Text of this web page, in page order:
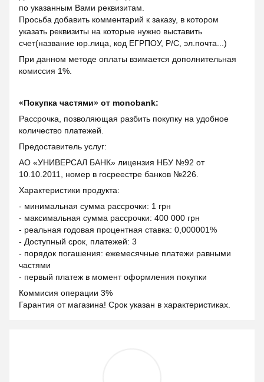
по указанным Вами реквизитам.
Просьба добавить комментарий к заказу, в котором
указать реквизиты на которые нужно выставить
счет(название юр.лица, код ЕГРПОУ, Р/С, эл.почта...)
При данном методе оплаты взимается дополнительная
комиссия 1%.
«Покупка частями» от monobank:
Рассрочка, позволяющая разбить покупку на удобное
количество платежей.
Предоставитель услуг:
АО «УНИВЕРСАЛ БАНК» лицензия НБУ №92 от
10.10.2011, номер в госреестре банков №226.
Характеристики продукта:
- минимальная сумма рассрочки: 1 грн
- максимальная сумма рассрочки: 400 000 грн
- реальная годовая процентная ставка: 0,000001%
- Доступный срок, платежей: 3
- порядок погашения: ежемесячные платежи равными
частями
- первый платеж в момент оформления покупки
Коммисия операции 3%
Гарантия от магазина! Срок указан в характеристиках.